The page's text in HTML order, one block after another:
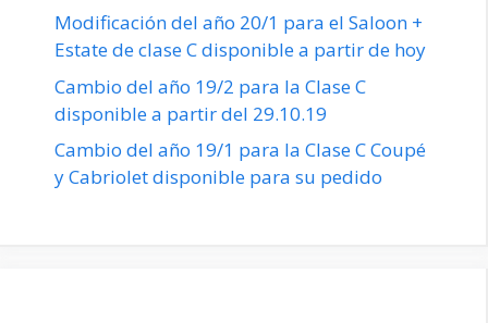
Modificación del año 20/1 para el Saloon +
Estate de clase C disponible a partir de hoy
Cambio del año 19/2 para la Clase C
disponible a partir del 29.10.19
Cambio del año 19/1 para la Clase C Coupé
y Cabriolet disponible para su pedido